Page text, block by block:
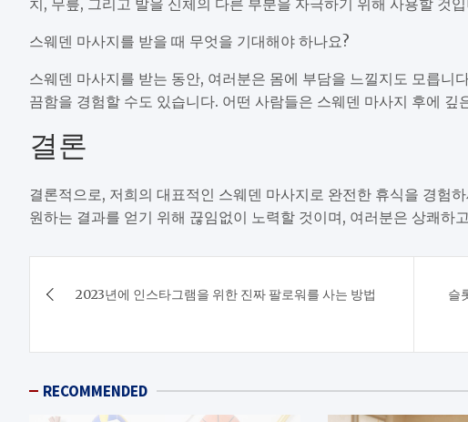
스웨덴 마사지를 받을 때 무엇을 기대해야 하나요?
스웨덴 마사지를 받는 동안, 여러분은 몸에 부담을 느낄지도 모릅니
끔함을 경험할 수도 있습니다. 어떤 사람들은 스웨덴 마사지 후에 깊
결론
결론적으로, 저희의 대표적인 스웨덴 마사지로 완전한 휴식을 경험
원하는 결과를 얻기 위해 끊임없이 노력할 것이며, 여러분은 상쾌하
navigation
2023년에 인스타그램을 위한 진짜 팔로워를 사는 방법
슬
RECOMMENDED